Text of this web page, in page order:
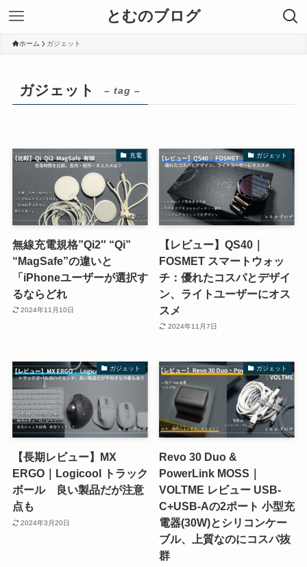
とむのブログ
ホーム ガジェット
ガジェット – tag –
充電
無線充電規格”Qi2″ “Qi”
“MagSafe”の違いと
「iPhoneユーザーが選択す
るならどれ
2024年11月10日
ガジェット
【レビュー】QS40｜
FOSMET スマートウォッ
チ：優れたコスパとデザイ
ン、ライトユーザーにオス
スメ
2024年11月7日
ガジェット
【長期レビュー】MX
ERGO｜Logicool トラック
ボール 良い製品だが注意
点も
2024年3月20日
ガジェット
Revo 30 Duo &
PowerLink MOSS｜
VOLTME レビュー USB-
C+USB-Aの2ポート 小型充
電器(30W)とシリコンケー
ブル、上質なのにコスパ抜
群